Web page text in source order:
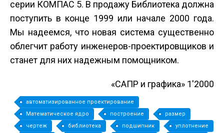
серии КОМПАС 5. В продажу Библиотека должна
поступить в конце 1999 или начале 2000 года.
Мы надеемся, что новая система существенно
облегчит работу инженеров-проектировщиков и
станет для них надежным помощником.
«САПР и графика» 1'2000
автоматизированное проектирование
Математическое ядро
построение
размер
чертеж
библиотека подшипник
уплотнение